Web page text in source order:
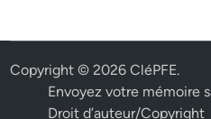
Copyright © 2026CléPFE.
Envoyez votre mémoire
Droit d’auteur/Copyright